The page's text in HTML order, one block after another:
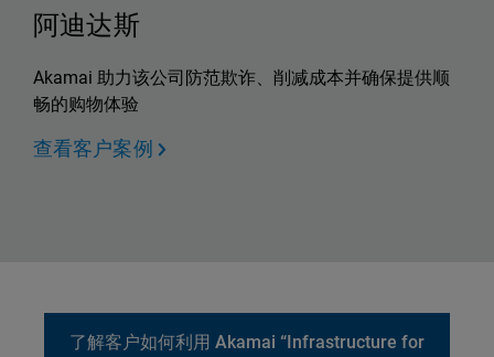
阿迪达斯
Akamai 助力该公司防范欺诈、削减成本并确保提供顺
畅的购物体验
查看客户案例
了解客户如何利用 Akamai “Infrastructure for